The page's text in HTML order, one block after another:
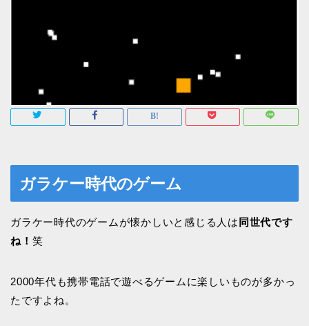
ガラケー時代のゲーム
ガラケー時代のゲームが懐かしいと感じる人は 同世代です
ね！ 笑
2000年代も携帯電話で遊べるゲームに楽しいものが多かっ
たですよね。